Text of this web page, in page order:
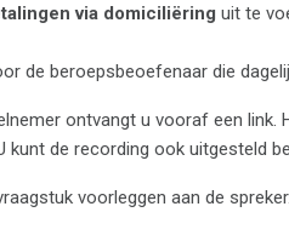
via domiciliëring uit te
de beroepsbeoefenaar die
ontvangt u vooraf een
kunt de recording ook uitgesteld
voorleggen aan de spreker.